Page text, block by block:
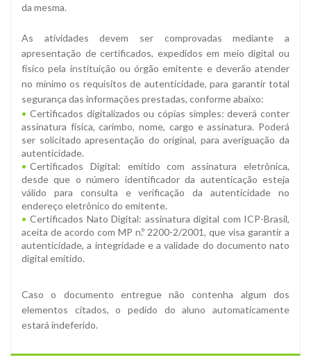
da mesma.
As atividades devem ser comprovadas mediante a
apresentação de certificados, expedidos em meio digital ou
físico pela instituição ou órgão emitente e deverão atender
no mínimo os requisitos de autenticidade, para garantir total
segurança das informações prestadas, conforme abaixo:
Certificados digitalizados ou cópias simples: deverá conter
assinatura física, carimbo, nome, cargo e assinatura. Poderá
ser solicitado apresentação do original, para averiguação da
autenticidade.
Certificados Digital: emitido com assinatura eletrônica,
desde que o número identificador da autenticação esteja
válido para consulta e verificação da autenticidade no
endereço eletrônico do emitente.
Certificados Nato Digital: assinatura digital com ICP-Brasil,
aceita de acordo com MP n.º 2200-2/2001, que visa garantir a
autenticidade, a integridade e a validade do documento nato
digital emitido.
Caso o documento entregue não contenha algum dos
elementos citados, o pedido do aluno automaticamente
estará indeferido.